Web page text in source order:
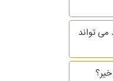
و مرد منزل محل سکونت را تمدید نکند٬ آیا خود آن مرد می تواند
دارد یا خیر؟